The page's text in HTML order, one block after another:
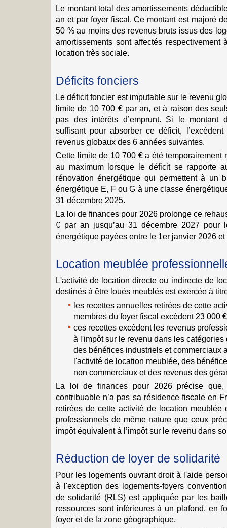
Le montant total des amortissements
an et par foyer fiscal. Ce montant est majoré
50 % au moins des revenus bruts issus des
amortissements sont affectés
location très sociale.
Déficits fonciers
Le déficit foncier est imputable sur le revenu
limite de 10 700 € par an, et à raison des
pas des intérêts d’emprunt. Si le montant
suffisant pour absorber ce déficit,
revenus globaux des 6 années suivantes.
Cette limite de 10 700 € a été temporairement
au maximum lorsque le déficit se rapporte
rénovation énergétique qui permettent à un
énergétique E, F ou G à une classe
31 décembre 2025.
La loi de finances pour 2026 prolonge ce
€ par an jusqu’au 31 décembre 2027 pour
énergétique payées entre le 1er janvier 2026
Location meublée
L'activité de location directe ou indirecte de
destinés à être loués meublés est exercée à
les recettes annuelles retirées de cette
membres du foyer fiscal excèdent 23 000
ces recettes excèdent les revenus
à l'impôt sur le revenu dans les
des bénéfices industriels et commerciaux
l'activité de location meublée, des
non commerciaux et des revenus des
La loi de finances pour 2026 précise
contribuable n’a pas sa résidence fiscale en
retirées de cette activité de location meublée
professionnels de même nature que ceux
impôt équivalent à l’impôt sur le revenu dans
Réduction de loyer de solidarité
Pour les logements ouvrant droit à l'aide
à l'exception des logements-foyers
de solidarité (RLS) est appliquée par les
ressources sont inférieures à un plafond, en
foyer et de la zone géographique.